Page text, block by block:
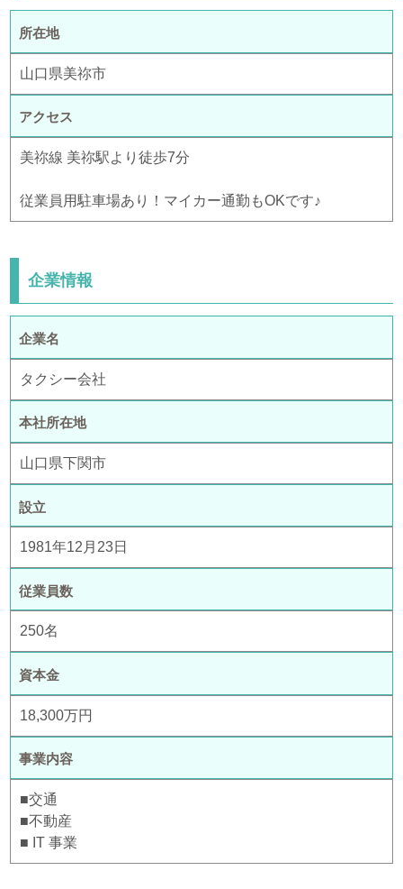
所在地
山口県美祢市
アクセス
美祢線 美祢駅より徒歩7分
従業員用駐車場あり！マイカー通勤もOKです♪
企業情報
企業名
タクシー会社
本社所在地
山口県下関市
設立
1981年12月23日
従業員数
250名
資本金
18,300万円
事業内容
■交通
■不動産
■ IT 事業